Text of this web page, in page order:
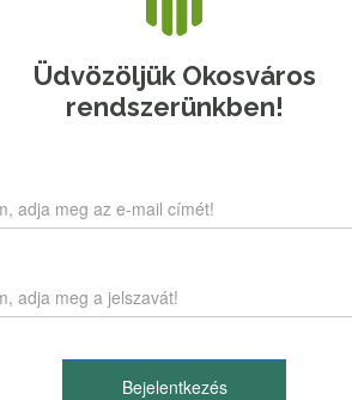
Üdvözöljük Okosváros
rendszerünkben!
Bejelentkezés